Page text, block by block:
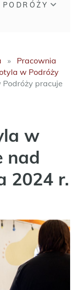
Pracownia
w Podróży
pracuje
w
nad
2024 r.